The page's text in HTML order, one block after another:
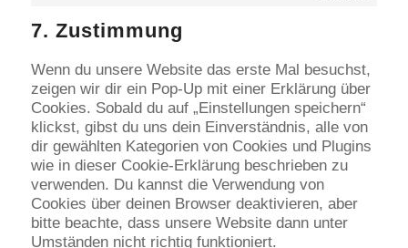
7. Zustimmung
Wenn du unsere Website das erste Mal besuchst,
zeigen wir dir ein Pop-Up mit einer Erklärung über
Cookies. Sobald du auf „Einstellungen speichern“
klickst, gibst du uns dein Einverständnis, alle von
dir gewählten Kategorien von Cookies und Plugins
wie in dieser Cookie-Erklärung beschrieben zu
verwenden. Du kannst die Verwendung von
Cookies über deinen Browser deaktivieren, aber
bitte beachte, dass unsere Website dann unter
Umständen nicht richtig funktioniert.